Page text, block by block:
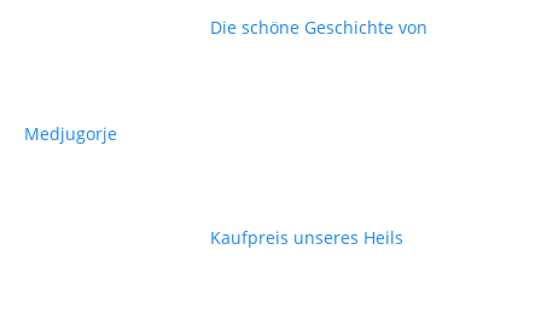
Die schöne Geschichte von
Medjugorje
Kaufpreis unseres Heils